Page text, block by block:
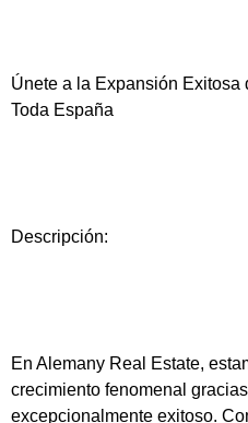
Únete a la Expansión Exitosa
Toda España
Descripción:
En Alemany Real Estate,
crecimiento fenomenal
excepcionalmente exitoso.